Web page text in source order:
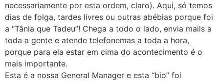
necessariamente por esta ordem, claro). Aqui, só temos
dias de folga, tardes livres ou outras abébias porque foi
a “Tânia que Tadeu”! Chega a todo o lado, envia mails a
toda a gente e atende telefonemas a toda a hora,
porque para ela estar em cima do acontecimento é o
mais importante.
Esta é a nossa General Manager e esta “bio” foi